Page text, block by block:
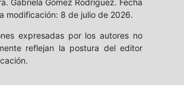
Gabriela Gómez Rodríguez. Fecha
modificación: 8 de julio de 2026.
expresadas por los autores no
reflejan la postura del editor